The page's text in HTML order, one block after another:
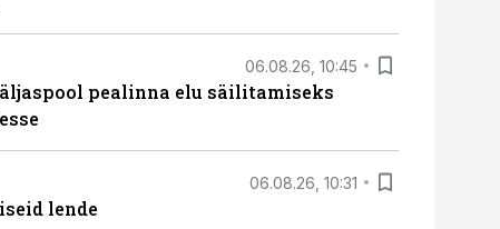
06.08.26, 10:45
pealinna elu säilitamiseks
06.08.26, 10:31
lende